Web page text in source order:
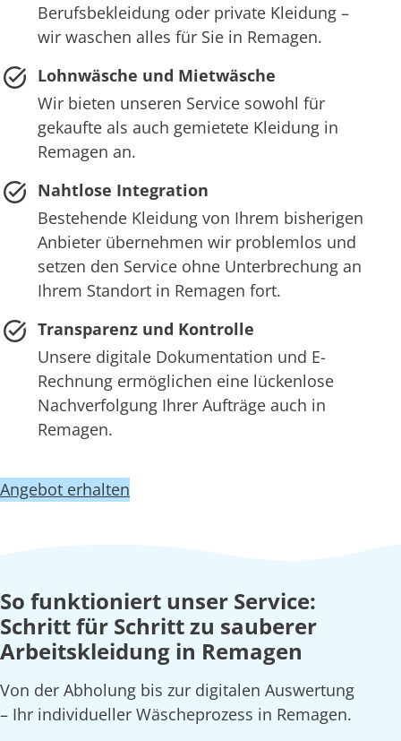
Berufsbekleidung oder private Kleidung –
wir waschen alles für Sie in Remagen.
Lohnwäsche und Mietwäsche
Wir bieten unseren Service sowohl für
gekaufte als auch gemietete Kleidung in
Remagen an.
Nahtlose Integration
Bestehende Kleidung von Ihrem bisherigen
Anbieter übernehmen wir problemlos und
setzen den Service ohne Unterbrechung an
Ihrem Standort in Remagen fort.
Transparenz und Kontrolle
Unsere digitale Dokumentation und E-
Rechnung ermöglichen eine lückenlose
Nachverfolgung Ihrer Aufträge auch in
Remagen.
Angebot erhalten
So funktioniert unser Service:
Schritt für Schritt zu sauberer
Arbeitskleidung in Remagen
Von der Abholung bis zur digitalen Auswertung
– Ihr individueller Wäscheprozess in Remagen.